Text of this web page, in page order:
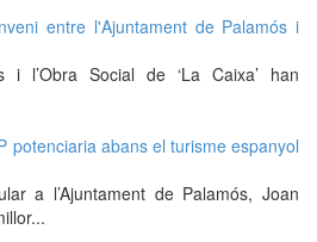
entre l'Ajuntament de Palamós i
i l’Obra Social de ‘La Caixa’ han
potenciaria abans el turisme espanyol
a l’Ajuntament de Palamós, Joan